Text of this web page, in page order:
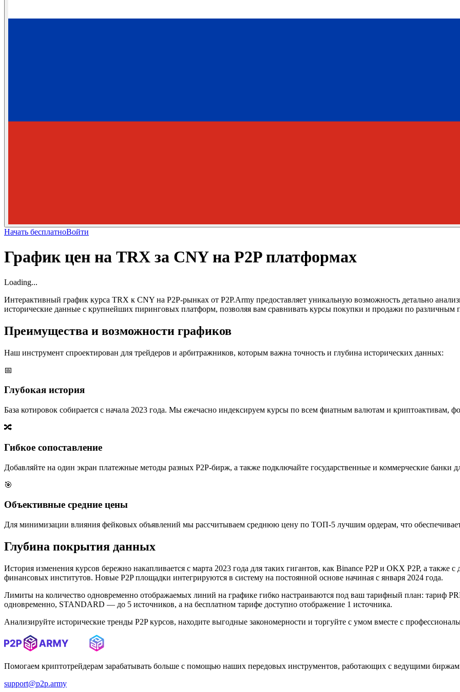
Начать бесплатноВойти
График цен на TRX за CNY на P2P платформах
Loading...
Интерактивный график курса TRX к CNY на P2P-рынках от P2P.Army предоставляет уникальную возможность детально
исторические данные с крупнейших пиринговых платформ, позволяя вам сравнивать курсы покупки и продажи по различным
Преимущества и возможности графиков
Наш инструмент спроектирован для трейдеров и арбитражников, которым важна точность и глубина исторических данных:
📅
Глубокая история
База котировок собирается с начала 2023 года. Мы ежечасно индексируем курсы по всем фиатным валютам и криптоактивам,
🔀
Гибкое сопоставление
Добавляйте на один экран платежные методы разных P2P-бирж, а также подключайте государственные и коммерческие банки
🎯
Объективные средние цены
Для минимизации влияния фейковых объявлений мы рассчитываем среднюю цену по ТОП-5 лучшим ордерам, что
Глубина покрытия данных
История изменения курсов бережно накапливается с марта 2023 года для таких гигантов, как Binance P2P и OKX P2P, а также
финансовых институтов. Новые P2P площадки интегрируются в систему на постоянной основе начиная с января 2024 года.
Лимиты на количество одновременно отображаемых линий на графике гибко настраиваются под ваш тарифный план: тариф
одновременно, STANDARD — до 5 источников, а на бесплатном тарифе доступно отображение 1 источника.
Анализируйте исторические тренды P2P курсов, находите выгодные закономерности и торгуйте с умом вместе с
Помогаем криптотрейдерам зарабатывать больше с помощью наших передовых инструментов, работающих с ведущими
support@p2p.army